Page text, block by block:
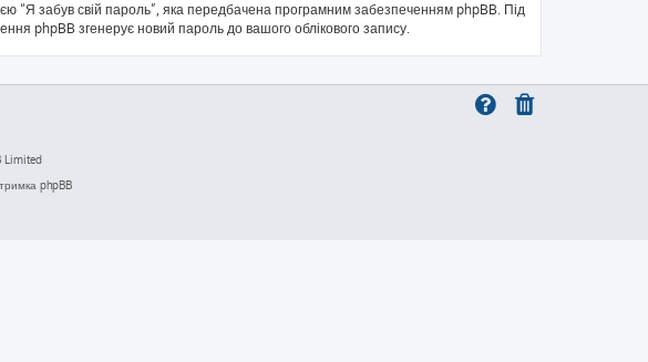
“Я забув свій пароль”, яка передбачена програмним забезпеченням phpBB. Під
phpBB згенерує новий пароль до вашого облікового запису.
Limited
phpBB